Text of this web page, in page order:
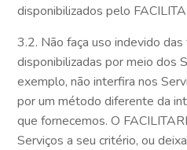
disponibilizados pelo
3.2. Não faça uso indevido
disponibilizadas por meio dos
exemplo, não interfira nos
por um método diferente da
que fornecemos. O
Serviços a seu critério, ou